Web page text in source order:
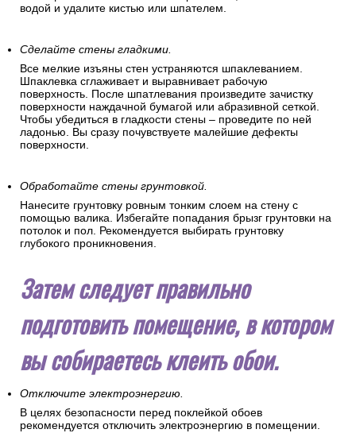
водой и удалите кистью или шпателем.
Сделайте стены гладкими.
Все мелкие изъяны стен устраняются шпаклеванием.
Шпаклевка сглаживает и выравнивает рабочую
поверхность. После шпатлевания произведите зачистку
поверхности наждачной бумагой или абразивной сеткой.
Чтобы убедиться в гладкости стены – проведите по ней
ладонью. Вы сразу почувствуете малейшие дефекты
поверхности.
Обработайте стены грунтовкой.
Нанесите грунтовку ровным тонким слоем на стену с
помощью валика. Избегайте попадания брызг грунтовки на
потолок и пол. Рекомендуется выбирать грунтовку
глубокого проникновения.
Затем следует правильно
подготовить помещение, в котором
вы собираетесь клеить обои.
Отключите электроэнергию.
В целях безопасности перед поклейкой обоев
рекомендуется отключить электроэнергию в помещении.